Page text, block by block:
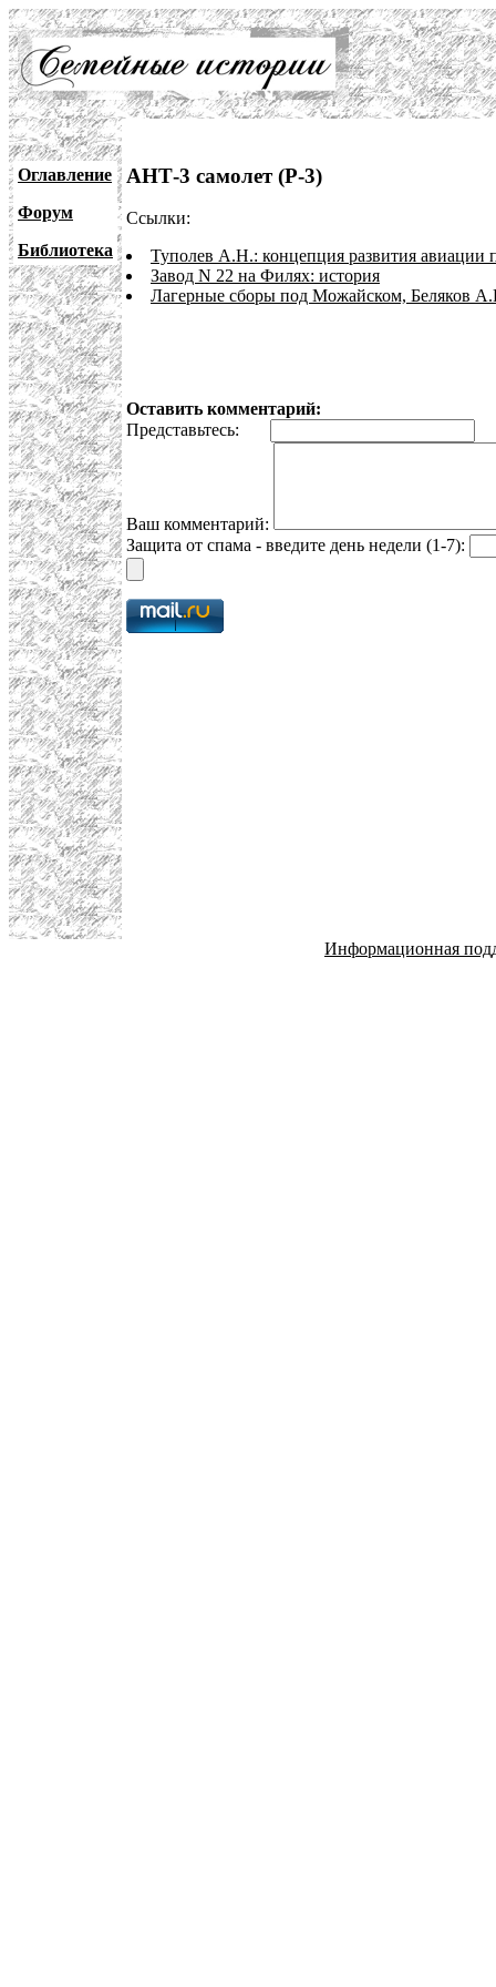
Оглавление
Форум
Библиотека
АНТ-3 самолет (Р-3)
Ссылки:
Туполев А.Н.: концепция развития авиации
Завод N 22 на Филях: история
Лагерные сборы под Можайском, Беляков
Оставить комментарий:
Представьтесь:
Ваш комментарий:
Защита от спама - введите день недели (1-7):
Информационная